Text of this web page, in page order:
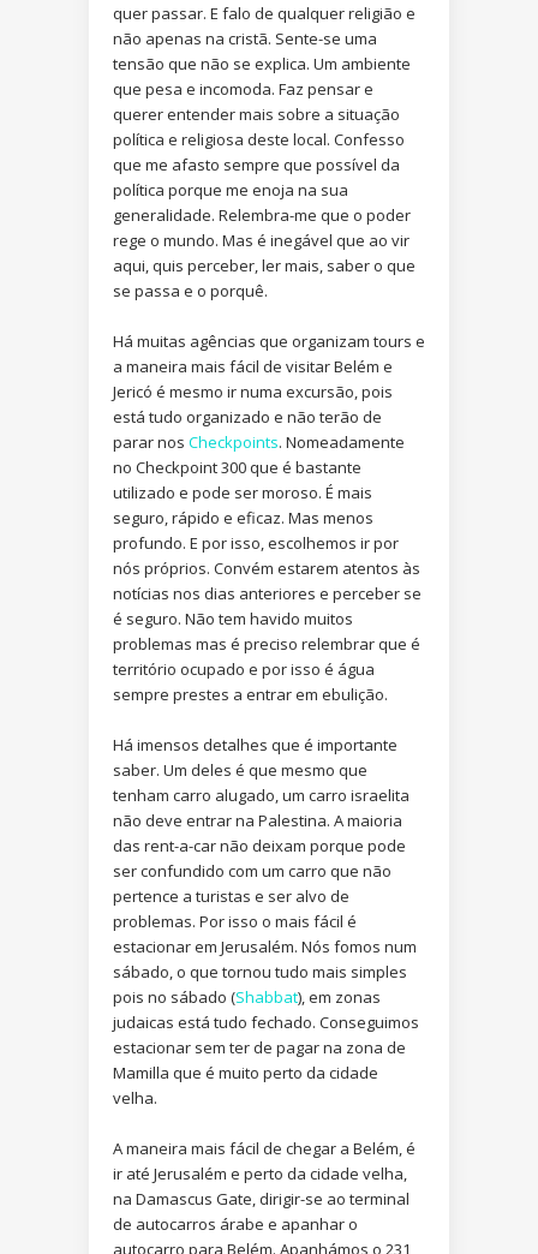
quer passar. E falo de qualquer religião e
não apenas na cristã. Sente-se uma
tensão que não se explica. Um ambiente
que pesa e incomoda. Faz pensar e
querer entender mais sobre a situação
política e religiosa deste local. Confesso
que me afasto sempre que possível da
política porque me enoja na sua
generalidade. Relembra-me que o poder
rege o mundo. Mas é inegável que ao vir
aqui, quis perceber, ler mais, saber o que
se passa e o porquê.
Há muitas agências que organizam tours e
a maneira mais fácil de visitar Belém e
Jericó é mesmo ir numa excursão, pois
está tudo organizado e não terão de
parar nos Checkpoints. Nomeadamente
no Checkpoint 300 que é bastante
utilizado e pode ser moroso. É mais
seguro, rápido e eficaz. Mas menos
profundo. E por isso, escolhemos ir por
nós próprios. Convém estarem atentos às
notícias nos dias anteriores e perceber se
é seguro. Não tem havido muitos
problemas mas é preciso relembrar que é
território ocupado e por isso é água
sempre prestes a entrar em ebulição.
Há imensos detalhes que é importante
saber. Um deles é que mesmo que
tenham carro alugado, um carro israelita
não deve entrar na Palestina. A maioria
das rent-a-car não deixam porque pode
ser confundido com um carro que não
pertence a turistas e ser alvo de
problemas. Por isso o mais fácil é
estacionar em Jerusalém. Nós fomos num
sábado, o que tornou tudo mais simples
pois no sábado (Shabbat), em zonas
judaicas está tudo fechado. Conseguimos
estacionar sem ter de pagar na zona de
Mamilla que é muito perto da cidade
velha.
A maneira mais fácil de chegar a Belém, é
ir até Jerusalém e perto da cidade velha,
na Damascus Gate, dirigir-se ao terminal
de autocarros árabe e apanhar o
autocarro para Belém. Apanhámos o 231